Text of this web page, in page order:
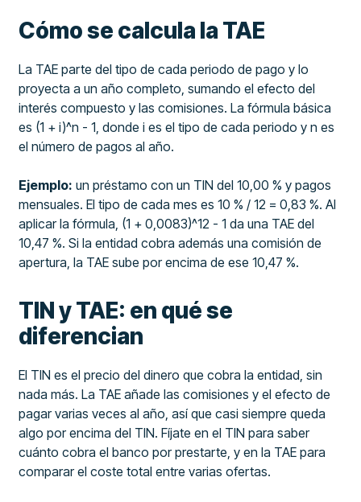
Cómo se calcula la TAE
La TAE parte del tipo de cada periodo de pago y lo
proyecta a un año completo, sumando el efecto del
interés compuesto y las comisiones. La fórmula básica
es (1 + i)^n - 1, donde i es el tipo de cada periodo y n es
el número de pagos al año.
Ejemplo: un préstamo con un TIN del 10,00 % y pagos
mensuales. El tipo de cada mes es 10 % / 12 = 0,83 %. Al
aplicar la fórmula, (1 + 0,0083)^12 - 1 da una TAE del
10,47 %. Si la entidad cobra además una comisión de
apertura, la TAE sube por encima de ese 10,47 %.
TIN y TAE: en qué se
diferencian
El TIN es el precio del dinero que cobra la entidad, sin
nada más. La TAE añade las comisiones y el efecto de
pagar varias veces al año, así que casi siempre queda
algo por encima del TIN. Fíjate en el TIN para saber
cuánto cobra el banco por prestarte, y en la TAE para
comparar el coste total entre varias ofertas.